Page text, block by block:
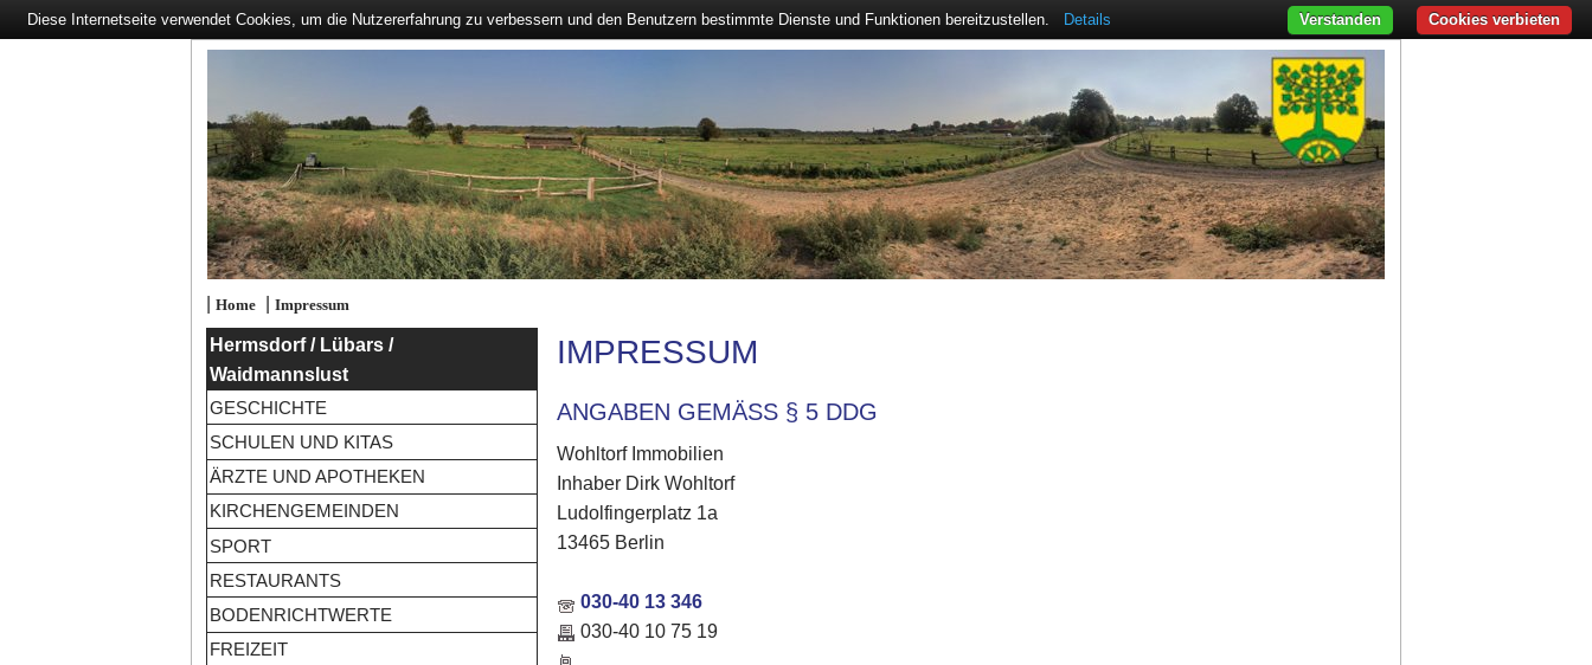
| Home| Impressum
Hermsdorf / Lübars /
Waidmannslust
GESCHICHTE
SCHULEN UND KITAS
ÄRZTE UND APOTHEKEN
KIRCHENGEMEINDEN
SPORT
RESTAURANTS
BODENRICHTWERTE
FREIZEIT
IMPRESSUM
ANGABEN GEMÄSS § 5 DDG
Wohltorf Immobilien
Inhaber Dirk Wohltorf
Ludolfingerplatz 1a
13465 Berlin
030-40 13 346
030-40 10 75 19
Diese Internetseite verwendet Cookies, um die Nutzererfahrung zu verbessern und den Benutzern bestimmte Dienste und Funktionen bereitzustellen. Details Cookies verbieten
Verstanden